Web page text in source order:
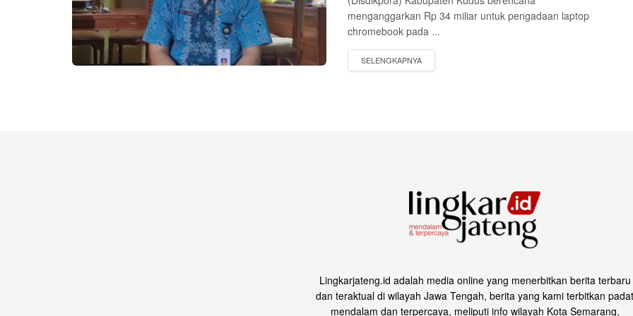
menganggarkan Rp 34 miliar untuk pengadaan laptop
chromebook pada ...
Lingkarjateng.id adalah media online yang menerbitkan berita terbaru
dan teraktual di wilayah Jawa Tengah, berita yang kami terbitkan padat
mendalam dan terpercaya, meliputi info wilayah Kota Semarang,